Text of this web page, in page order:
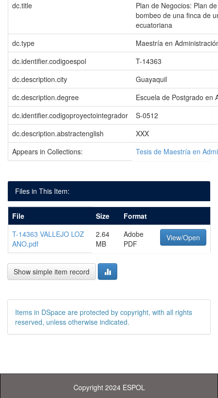
dc.title
Plan de Negocios: Plan
bombeo de una finca de
ecuatoriana
dc.type
Maestría en
dc.identifier.codigoespol
T-14363
dc.description.city
Guayaquil
dc.description.degree
Escuela de Postgrado en
dc.identifier.codigoproyectointegrador
S-0512
dc.description.abstractenglish
XXX
Appears in Collections:
Tesis de Maestría en
Files in This Item:
File Size
Format
T-14363 VALLEJO LOZ
ANO.pdf
2.64
MB
Adobe
PDF
View/Open
Show simple item record
Items in DSpace are protected by copyright, with all rights
reserved, unless otherwise indicated.
Copyright 2024 ESPOL